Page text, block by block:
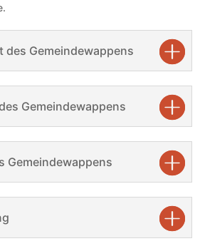
des Gemeindewappens
Gemeindewappens
Gemeindewappens